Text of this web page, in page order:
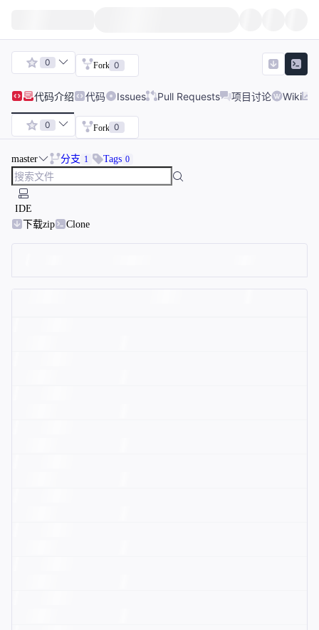
0 Fork 0
代码介绍 代码 Issues Pull Requests 项目讨论 Wiki
0 Fork 0
master 分支 1 Tags 0
IDE
下载zip
Clone